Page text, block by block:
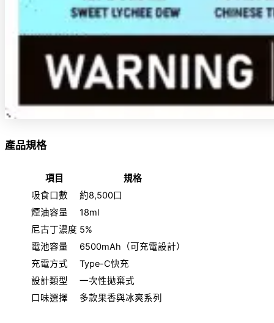
產品規格
項目
規格
吸食口數
約8,500口
煙油容量
18ml
尼古丁濃度 5%
電池容量
6500mAh（可充電設計）
充電方式
Type-C快充
設計類型
一次性拋棄式
口味選擇
多款果香與冰爽系列